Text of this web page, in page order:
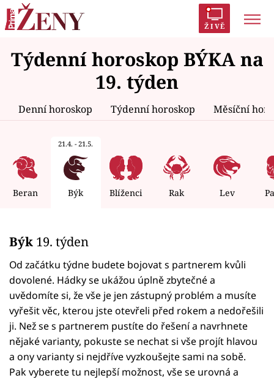
ŽIVĚ
Trendy: Polabí Inspekce Prostřeno!
AYTO?
Zrádci Proměny
Témata
Celebrity
Seriály
Horoskopy
Sledujte prima+
Filmový festival Karlovy Vary
Pořady
Týdenní horoskop BÝKA na
19. týden
Denní horoskop Týdenní horoskop Měsíční
Beran
21.4. - 21.5.
Býk Blíženci Rak Lev
Býk 19. týden
Od začátku týdne budete bojovat s partnerem kvůli
dovolené. Hádky se ukážou úplně zbytečné a
uvědomíte si, že vše je jen zástupný problém a musíte
vyřešit věc, kterou jste otevřeli před rokem a nedořešili
ji. Než se s partnerem pustíte do řešení a navrhnete
nějaké varianty, pokuste se nechat si vše projít hlavou
a ony varianty si nejdříve vyzkoušejte sami na sobě.
Pak vyberete tu nejlepší možnost, vše se urovná a